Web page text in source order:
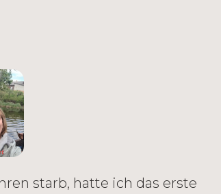
starb, hatte ich das erste